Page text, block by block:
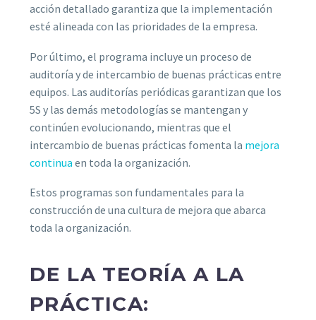
acción detallado garantiza que la implementación
esté alineada con las prioridades de la empresa.
Por último, el programa incluye un proceso de
auditoría y de intercambio de buenas prácticas entre
equipos. Las auditorías periódicas garantizan que los
5S y las demás metodologías se mantengan y
continúen evolucionando, mientras que el
intercambio de buenas prácticas fomenta la mejora
continua en toda la organización.
Estos programas son fundamentales para la
construcción de una cultura de mejora que abarca
toda la organización.
DE LA TEORÍA A LA
PRÁCTICA: